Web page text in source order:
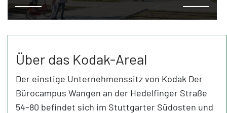
Über das Kodak-Areal
Der einstige Unternehmenssitz von Kodak Der
Bürocampus Wangen an der Hedelfinger Straße
54–80 befindet sich im Stuttgarter Südosten und